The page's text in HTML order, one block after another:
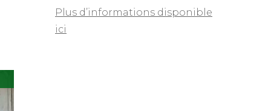
Plus d’informations disponible
ici